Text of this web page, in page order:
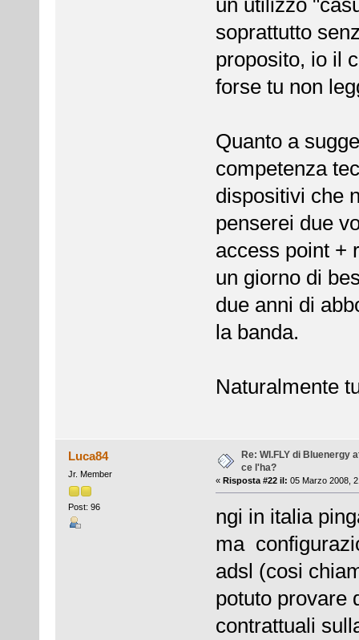
un utilizzo
soprattutto
proposito, io il
forse tu non
Quanto a
competenza
dispositivi che
penserei due
access point +
un giorno di
due anni di
la banda.
Naturalmente
Luca84
Jr. Member
Post: 96
Re: WI.FLY di Bluenergy
ce l'ha?
« Risposta #22 il: 05 Marzo 2008,
ngi in italia
ma
adsl (cosi
potuto provare
contrattuali